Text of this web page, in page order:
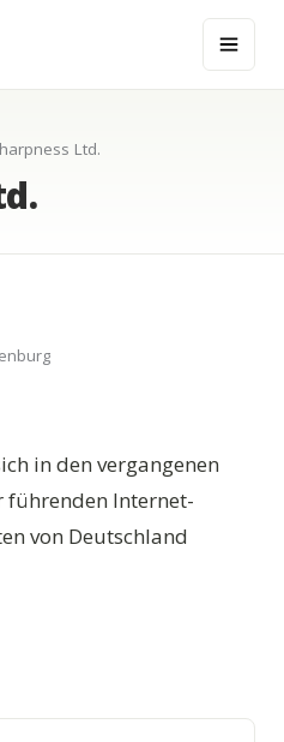
Ltd.
in den vergangenen
führenden Internet-
von Deutschland